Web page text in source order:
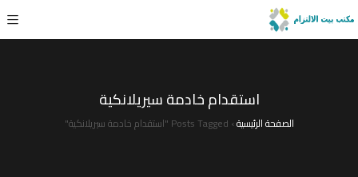
استقدام خادمة سيريلانكية
الصفحة الرئيسية› Posts Tagged "استقدام خادمة سيريلانكية"